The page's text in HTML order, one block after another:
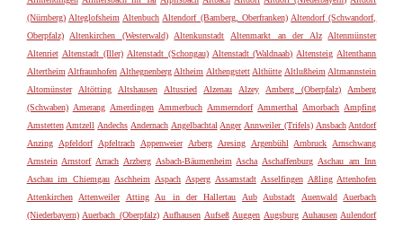
(Nürnberg) Alteglofsheim Altenbuch Altendorf (Bamberg, Oberfranken) Altendorf (Schwandorf,
Oberpfalz)
Altenkirchen (Westerwald) Altenkunstadt Altenmarkt an der Alz
Altenmünster
Altenriet Altenstadt (Iller) Altenstadt (Schongau) Altenstadt (Waldnaab) Altensteig Altenthann
Altertheim Altfraunhofen Althegnenberg Altheim Althengstett Althütte Altlußheim Altmannstein
Altomünster
Altötting Altshausen Altusried Alzenau Alzey Amberg (Oberpfalz)
Amberg
(Schwaben) Amerang Amerdingen Ammerbuch Ammerndorf Ammerthal Amorbach Ampfing
Amstetten Amtzell Andechs Andernach Angelbachtal Anger Annweiler (Trifels) Ansbach Antdorf
Anzing
Apfeldorf Apfeltrach Appenweier Arberg Aresing Argenbühl Arnbruck
Arnschwang
Arnstein Arnstorf Arrach Arzberg Asbach-Bäumenheim Ascha Aschaffenburg Aschau am Inn
Aschau im Chiemgau Aschheim Aspach Asperg Assamstadt Asselfingen Aßling Attenhofen
Attenkirchen
Attenweiler Atting Au in der Hallertau Aub Aubstadt Auenwald
Auerbach
(Niederbayern) Auerbach (Oberpfalz) Aufhausen Aufseß Auggen Augsburg Auhausen Aulendorf